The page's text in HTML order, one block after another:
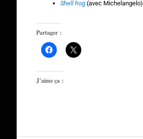
Shell hog(avec Michelangelo)
Partager :
J’aime ça :